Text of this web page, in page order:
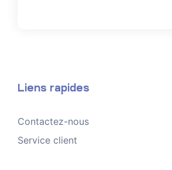
Liens rapides
Contactez-nous
Service client